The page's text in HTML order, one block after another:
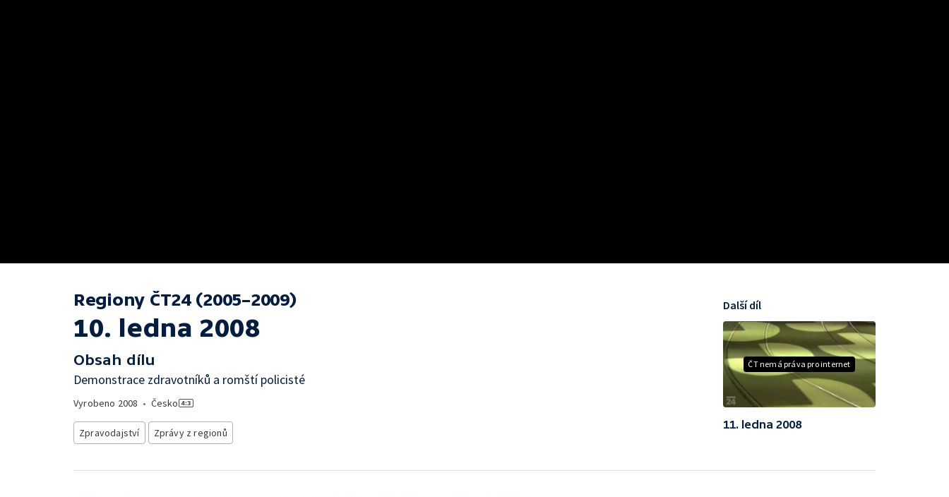
Regiony ČT24 (2005–2009)
10. ledna 2008
Obsah dílu
Demonstrace zdravotníků a romští policisté
Vyrobeno 2008 • Česko
Zpravodajství Zprávy z regionů
ČT nemá práva pro internet
Další díl
11. ledna 2008